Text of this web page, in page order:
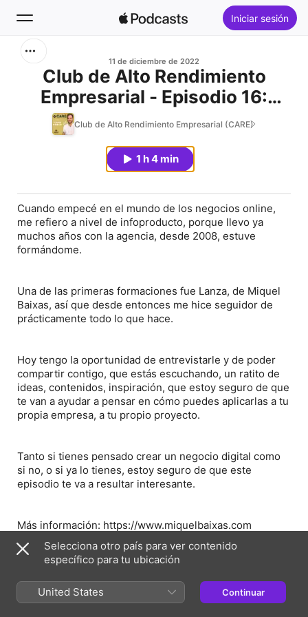
Iniciar sesión
Inicio
Novedades
11 de diciembre de 2022
Club de Alto Rendimiento
Empresarial - Episodio 16:
Negocios Digitales, con Miquel
Club de Alto Rendimiento Empresarial (CARE)
1 h 4 min
Cuando empecé en el mundo de los negocios online,
me refiero a nivel de infoproducto, porque llevo ya
muchos años con la agencia, desde 2008, estuve
formándome.
Una de las primeras formaciones fue Lanza, de Miquel
Baixas, así que desde entonces me hice seguidor de
prácticamente todo lo que hace.
Hoy tengo la oportunidad de entrevistarle y de poder
compartir contigo, que estás escuchando, un ratito de
ideas, contenidos, inspiración, que estoy seguro de que
te van a ayudar a pensar en cómo puedes aplicarlas a tu
propia empresa, a tu propio proyecto.
Tanto si tienes pensado crear un negocio digital como
si no, o si ya lo tienes, estoy seguro de que este
episodio te va a resultar interesante.
Más información: https://www.miquelbaixas.com
📢 Hazte socio/a del Club de Alto Rendimiento
Empresarial, de manera gratuita o con alguno de
nuestros planes, en:
Selecciona otro país para ver contenido
específico para tu ubicación
United States Continuar